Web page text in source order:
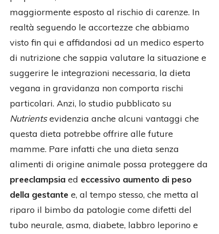
maggiormente esposto al rischio di carenze. In
realtà seguendo le accortezze che abbiamo
visto fin qui e affidandosi ad un medico esperto
di nutrizione che sappia valutare la situazione e
suggerire le integrazioni necessaria, la dieta
vegana in gravidanza non comporta rischi
particolari. Anzi, lo studio pubblicato su
Nutrientsevidenzia anche alcuni vantaggi che
questa dieta potrebbe offrire alle future
mamme. Pare infatti che una dieta senza
alimenti di origine animale possa proteggere da
preeclampsia ed eccessivo aumento di peso
della gestante e, al tempo stesso, che metta al
riparo il bimbo da patologie come difetti del
tubo neurale, asma, diabete, labbro leporino e